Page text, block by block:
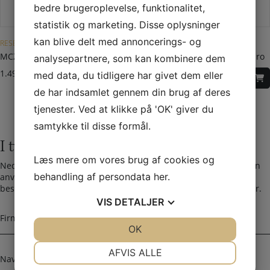
RESERVEDELE TIL MCZ PILLEOVNE
MCZ Maestro Control Panel
1.499,00DKK
RESERVEDELE TIL MCZ PILLEOVNE
Gearmotor 3,3 RPM MCZ Hydro
1.706,00DKK
I tvivl? Kontakt os i dag
Nedenfor kan du kontakte os. Den følgende kontaktformular kan
anvendes til alle spørgsmål som du ikke har fået svar på her. Vi
bestræber os på at besvare alle henvendelser indenfor 24 timer.
i
r
a
a
bedre brugeroplevelse, funktionalitet,
statistik og marketing. Disse oplysninger
kan blive delt med annoncerings- og
analysepartnere, som kan kombinere dem
med data, du tidligere har givet dem eller
de har indsamlet gennem din brug af deres
tjenester. Ved at klikke på 'OK' giver du
samtykke til disse formål.
Læs mere om vores brug af cookies og
behandling af persondata her.
VIS DETALJER
AFVIS ALLE
OK